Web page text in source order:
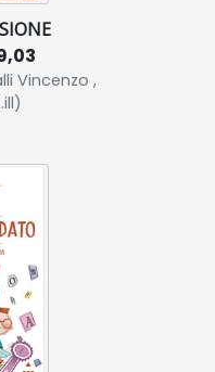
Vincenzo ,